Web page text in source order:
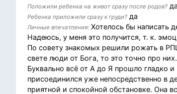
Положили ребенка на живот сразу после родов? да
Ребенка приложили сразу к груди? да
Личные впечатления: Хотелось бы написать
Надеюсь, у меня это получится, т. к.
По совету знакомых решили рожать в
свете люди от Бога, то это точно про
Буквально всё от А до Я прошло гладко
присоединился уже непосредственно в
приятной и спокойной обстановке. Она